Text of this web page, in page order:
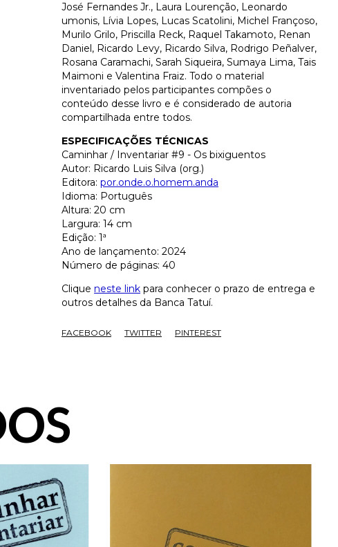
José Fernandes Jr., Laura Lourenção, Leonardo
umonis, Lívia Lopes, Lucas Scatolini, Michel Françoso,
Murilo Grilo, Priscilla Reck, Raquel Takamoto, Renan
Daniel, Ricardo Levy, Ricardo Silva, Rodrigo Peñalver,
Rosana Caramachi, Sarah Siqueira, Sumaya Lima, Tais
Maimoni e Valentina Fraiz. Todo o material
inventariado pelos participantes compões o
conteúdo desse livro e é considerado de autoria
compartilhada entre todos.
ESPECIFICAÇÕES TÉCNICAS
Caminhar / Inventariar #9 - Os bixiguentos
Autor: Ricardo Luis Silva (org.)
Editora: por.onde.o.homem.anda
Idioma: Português
Altura: 20 cm
Largura: 14 cm
Edição: 1ª
Ano de lançamento: 2024
Número de páginas: 40
Clique neste link para conhecer o prazo de entrega e
outros detalhes da Banca Tatuí.
FACEBOOK TWITTER PINTEREST